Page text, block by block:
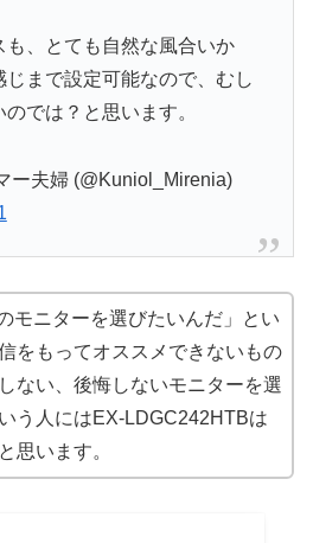
、とても自然な風合いか
じまで設定可能なので、むし
では？と思います。
ー夫婦 (@Kuniol_Mirenia)
モニターを選びたいんだ」とい
をもってオススメできないもの
ない、後悔しないモニターを選
う人にはEX-LDGC242HTBは
思います。